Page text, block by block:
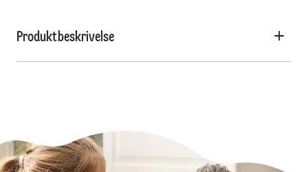
Produktbeskrivelse